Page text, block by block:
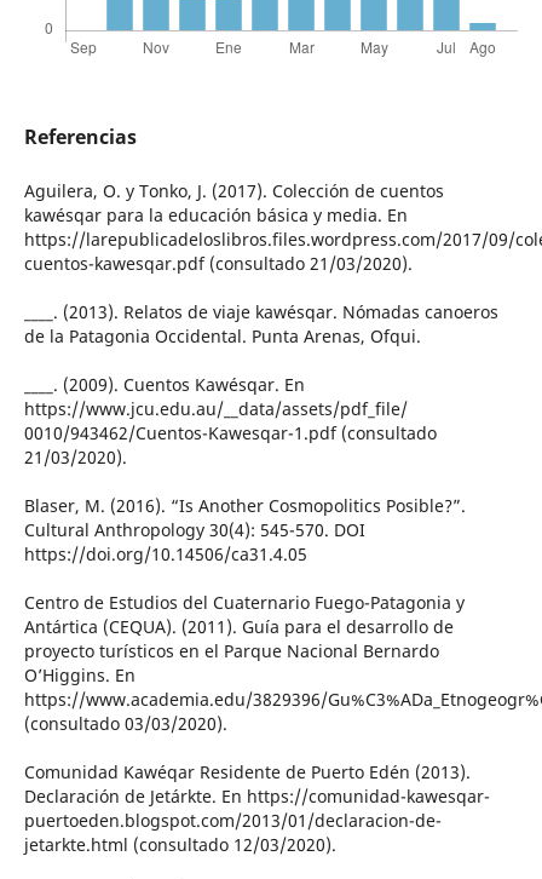
Referencias
Aguilera, O. y Tonko, J. (2017). Colección de cuentos
kawésqar para la educación básica y media. En
https://larepublicadeloslibros.files.wordpress.com/2017/09/
cuentos-kawesqar.pdf (consultado 21/03/2020).
____. (2013). Relatos de viaje kawésqar. Nómadas canoeros
de la Patagonia Occidental. Punta Arenas, Ofqui.
____. (2009). Cuentos Kawésqar. En
https://www.jcu.edu.au/__data/assets/pdf_file/
0010/943462/Cuentos-Kawesqar-1.pdf (consultado
21/03/2020).
Blaser, M. (2016). “Is Another Cosmopolitics Posible?”.
Cultural Anthropology 30(4): 545-570. DOI
https://doi.org/10.14506/ca31.4.05
Centro de Estudios del Cuaternario Fuego-Patagonia y
Antártica (CEQUA). (2011). Guía para el desarrollo de
proyecto turísticos en el Parque Nacional Bernardo
O’Higgins. En
https://www.academia.edu/3829396/
(consultado 03/03/2020).
Comunidad Kawéqar Residente de Puerto Edén (2013).
Declaración de Jetárkte. En https://comunidad-kawesqar-
puertoeden.blogspot.com/2013/01/declaracion-de-
jetarkte.html (consultado 12/03/2020).